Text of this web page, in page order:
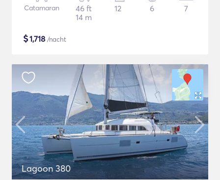
Catamaran
46 ft
14 m
12 6 7
$1,718 /nacht
Lagoon 380